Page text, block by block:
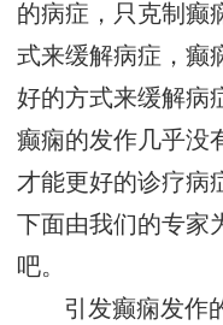
的病症，只克制癫
式来缓解病症，癫
好的方式来缓解病
癫痫的发作几乎没
才能更好的诊疗病
下面由我们的专家
吧。
引发癫痫发作